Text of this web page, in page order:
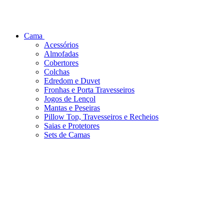
Cama
Acessórios
Almofadas
Cobertores
Colchas
Edredom e Duvet
Fronhas e Porta Travesseiros
Jogos de Lençol
Mantas e Peseiras
Pillow Top, Travesseiros e Recheios
Saias e Protetores
Sets de Camas